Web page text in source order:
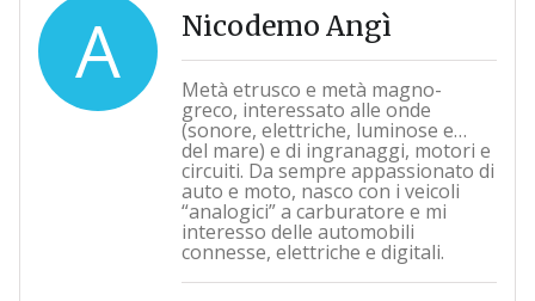
A Nicodemo Angì
Metà etrusco e metà magno-
greco, interessato alle onde
(sonore, elettriche, luminose e…
del mare) e di ingranaggi, motori e
circuiti. Da sempre appassionato di
auto e moto, nasco con i veicoli
“analogici” a carburatore e mi
interesso delle automobili
connesse, elettriche e digitali.